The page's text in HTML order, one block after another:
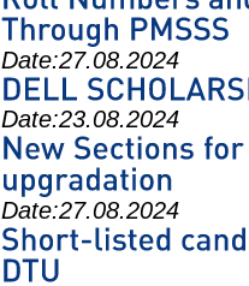
Date:27.08.2024
Date:23.08.2024
Date:27.08.2024